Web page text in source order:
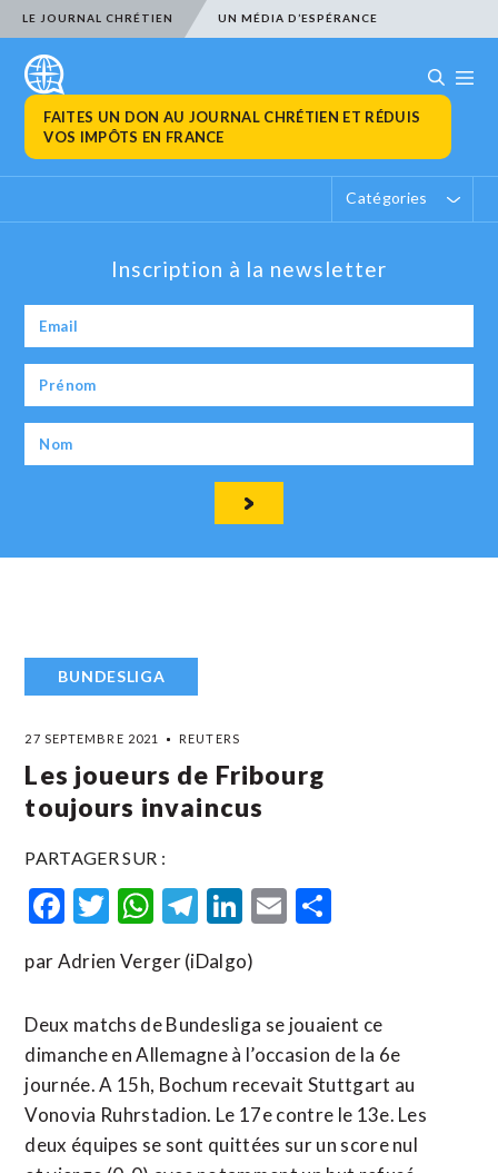
LE JOURNAL CHRÉTIEN UN MÉDIA D’ESPÉRANCE
FAITES UN DON AU JOURNAL CHRÉTIEN ET RÉDUIS
VOS IMPÔTS EN FRANCE
Catégories
Inscription à la newsletter
BUNDESLIGA
27 SEPTEMBRE 2021 REUTERS
Les joueurs de Fribourg
toujours invaincus
PARTAGER SUR :
Facebook
Twitter
WhatsApp
Telegram
LinkedIn
Email
par Adrien Verger (iDalgo)
Deux matchs de Bundesliga se jouaient ce
dimanche en Allemagne à l’occasion de la 6e
journée. A 15h, Bochum recevait Stuttgart au
Vonovia Ruhrstadion. Le 17e contre le 13e. Les
deux équipes se sont quittées sur un score nul